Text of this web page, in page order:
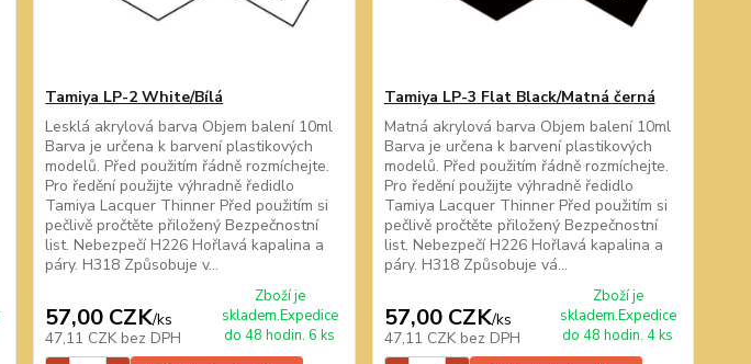
Tamiya LP-2 White/Bílá
Lesklá akrylová barva Objem balení 10ml
Barva je určena k barvení plastikových
modelů. Před použitím řádně rozmíchejte.
Pro ředění použijte výhradně ředidlo
Tamiya Lacquer Thinner Před použitím si
pečlivě pročtěte přiložený Bezpečnostní
list. Nebezpečí H226 Hořlavá kapalina a
páry. H318 Způsobuje v...
57,00 CZK/ks
47,11 CZK bez DPH
Zboží je
skladem.Expedice
do 48 hodin. 6 ks
Tamiya LP-3 Flat Black/Matná černá
Matná akrylová barva Objem balení 10ml
Barva je určena k barvení plastikových
modelů. Před použitím řádně rozmíchejte.
Pro ředění použijte výhradně ředidlo
Tamiya Lacquer Thinner Před použitím si
pečlivě pročtěte přiložený Bezpečnostní
list. Nebezpečí H226 Hořlavá kapalina a
páry. H318 Způsobuje vá...
57,00 CZK/ks
47,11 CZK bez DPH
Zboží je
skladem.Expedice
do 48 hodin. 4 ks